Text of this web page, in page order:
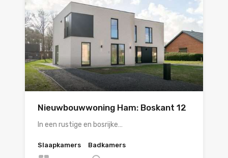
Nieuwbouwwoning Ham: Boskant 12
In een rustige en bosrijke…
Slaapkamers Badkamers